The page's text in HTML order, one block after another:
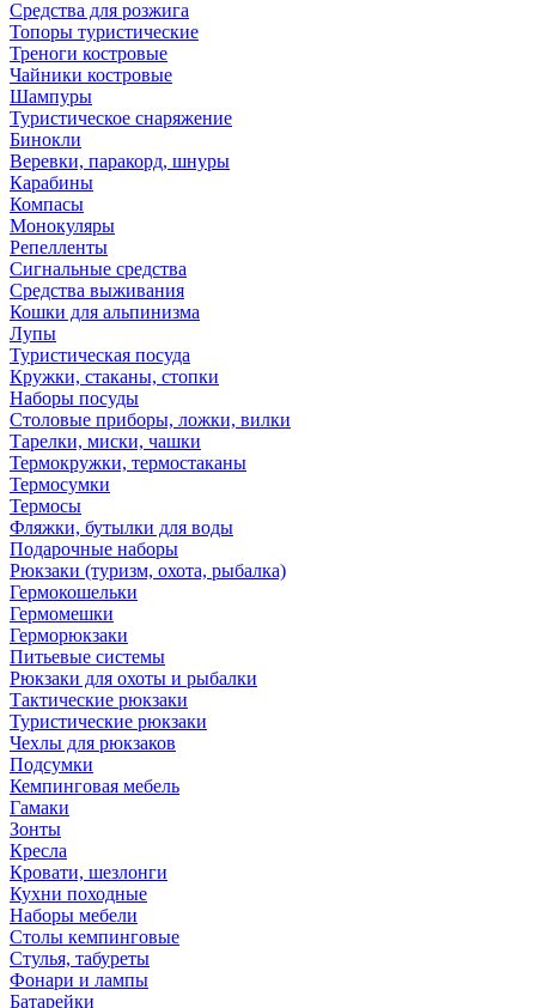
Средства для розжига
Топоры туристические
Треноги костровые
Чайники костровые
Шампуры
Туристическое снаряжение
Бинокли
Веревки, паракорд, шнуры
Карабины
Компасы
Монокуляры
Репелленты
Сигнальные средства
Средства выживания
Кошки для альпинизма
Лупы
Туристическая посуда
Кружки, стаканы, стопки
Наборы посуды
Столовые приборы, ложки, вилки
Тарелки, миски, чашки
Термокружки, термостаканы
Термосумки
Термосы
Фляжки, бутылки для воды
Подарочные наборы
Рюкзаки (туризм, охота, рыбалка)
Гермокошельки
Гермомешки
Герморюкзаки
Питьевые системы
Рюкзаки для охоты и рыбалки
Тактические рюкзаки
Туристические рюкзаки
Чехлы для рюкзаков
Подсумки
Кемпинговая мебель
Гамаки
Зонты
Кресла
Кровати, шезлонги
Кухни походные
Наборы мебели
Столы кемпинговые
Стулья, табуреты
Фонари и лампы
Батарейки